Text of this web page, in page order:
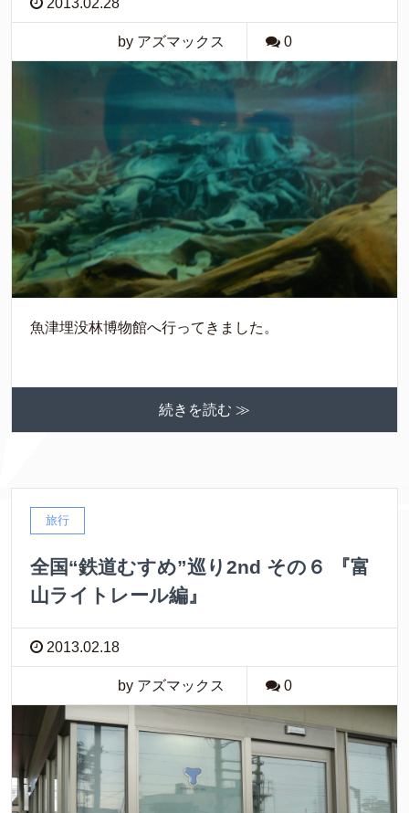
by アズマックス 0
魚津埋没林博物館へ行ってきました。
続きを読む ≫
旅行
全国“鉄道むすめ”巡り2nd その６ 『富
山ライトレール編』
2013.02.18
by アズマックス 0